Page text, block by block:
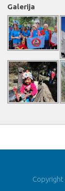
Galerija
Copyright